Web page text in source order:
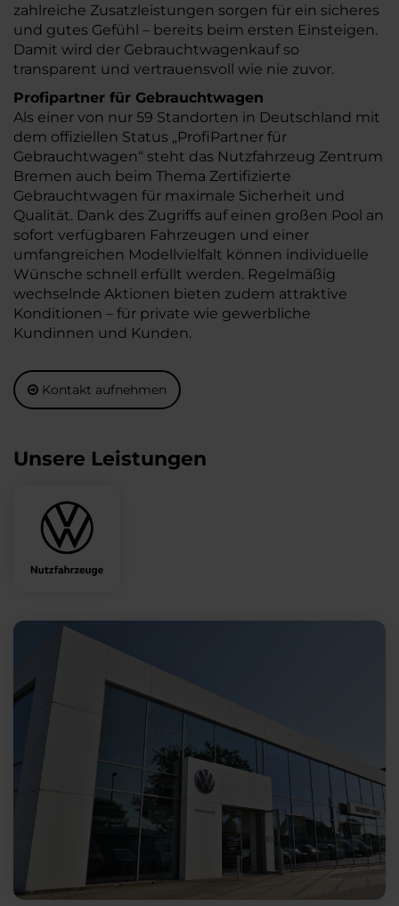
zahlreiche Zusatzleistungen sorgen für ein sicheres
und gutes Gefühl – bereits beim ersten Einsteigen.
Damit wird der Gebrauchtwagenkauf so
transparent und vertrauensvoll wie nie zuvor.
Profipartner für Gebrauchtwagen
Als einer von nur 59 Standorten in Deutschland mit
dem offiziellen Status „ProfiPartner für
Gebrauchtwagen“ steht das Nutzfahrzeug Zentrum
Bremen auch beim Thema Zertifizierte
Gebrauchtwagen für maximale Sicherheit und
Qualität. Dank des Zugriffs auf einen großen Pool an
sofort verfügbaren Fahrzeugen und einer
umfangreichen Modellvielfalt können individuelle
Wünsche schnell erfüllt werden. Regelmäßig
wechselnde Aktionen bieten zudem attraktive
Konditionen – für private wie gewerbliche
Kundinnen und Kunden.
Kontakt aufnehmen
Unsere Leistungen